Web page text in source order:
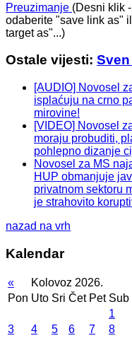
Preuzimanje (Desni klik -
odaberite "save link as"
target as"...)
Ostale vijesti:
[AUDIO] Novosel
isplaćuju na crno
mirovine!
[VIDEO] Novosel
moraju probuditi,
pohlepno dizanje
Novosel za MS
HUP obmanjuje
privatnom sektoru
je strahovito
nazad na vrh
Kalendar
« Kolovoz 2026.
Pon Uto Sri Čet Pet Sub
1
3
4 5 6 7 8